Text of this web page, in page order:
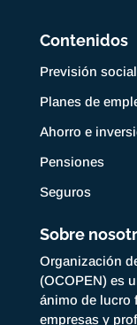
Contenidos
Previsión social
Planes de
Ahorro e
Pensiones
Seguros
Sobre
Organización
(OCOPEN) es
ánimo de lucro
empresas y